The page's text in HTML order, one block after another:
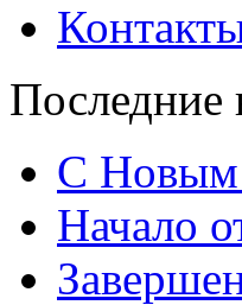
Последние
С Новым
Начало